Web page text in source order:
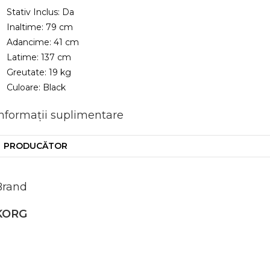
Stativ Inclus: Da
Inaltime: 79 cm
Adancime: 41 cm
Latime: 137 cm
Greutate: 19 kg
Culoare: Black
suplimentare
PRODUCĂTOR